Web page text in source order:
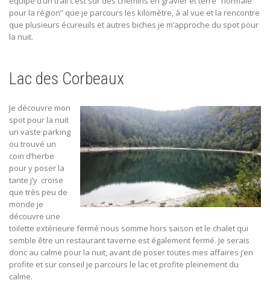
pour la région” que je parcours les kilomètre, à al vue et la rencontre
que plusieurs écureuils et autres biches je m’approche du spot pour
la nuit.
Lac des Corbeaux
Je découvre mon
spot pour la nuit
un vaste parking
ou trouvé un
coin d’herbe
pour y poser la
tante j’y croise
que très peu de
monde je
découvre une
toilette extérieure fermé nous somme hors saison et le chalet qui
semble être un restaurant taverne est également fermé. Je serais
donc au calme pour la nuit, avant de poser toutes mes affaires j’en
profite et sur conseil je parcours le lac et profite pleinement du
calme.